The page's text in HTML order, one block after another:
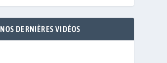
NOS DERNIÈRES VIDÉOS